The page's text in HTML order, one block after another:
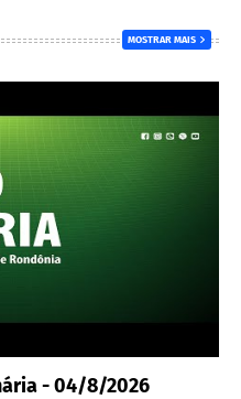
MOSTRAR MAIS
- 04/8/2026